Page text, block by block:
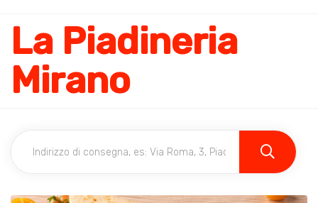
La Piadineria
Mirano